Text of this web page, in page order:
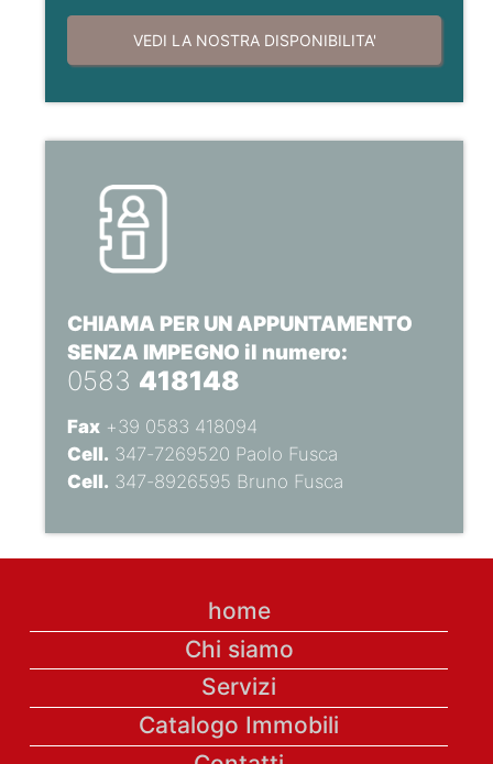
VEDI LA NOSTRA DISPONIBILITA'
CHIAMA PER UN APPUNTAMENTO
SENZA IMPEGNO il numero:
0583 418148
Fax+39 0583 418094
Cell. 347-7269520 Paolo Fusca
Cell. 347-8926595 Bruno Fusca
home
Chi siamo
Servizi
Catalogo Immobili